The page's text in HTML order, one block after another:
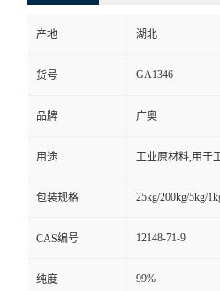
产地 湖北
货号 GA1346
品牌 广奥
用途 工业原材料,用于
包装规格 25kg/200kg/5kg/
CAS编号 12148-71-9
纯度 99%